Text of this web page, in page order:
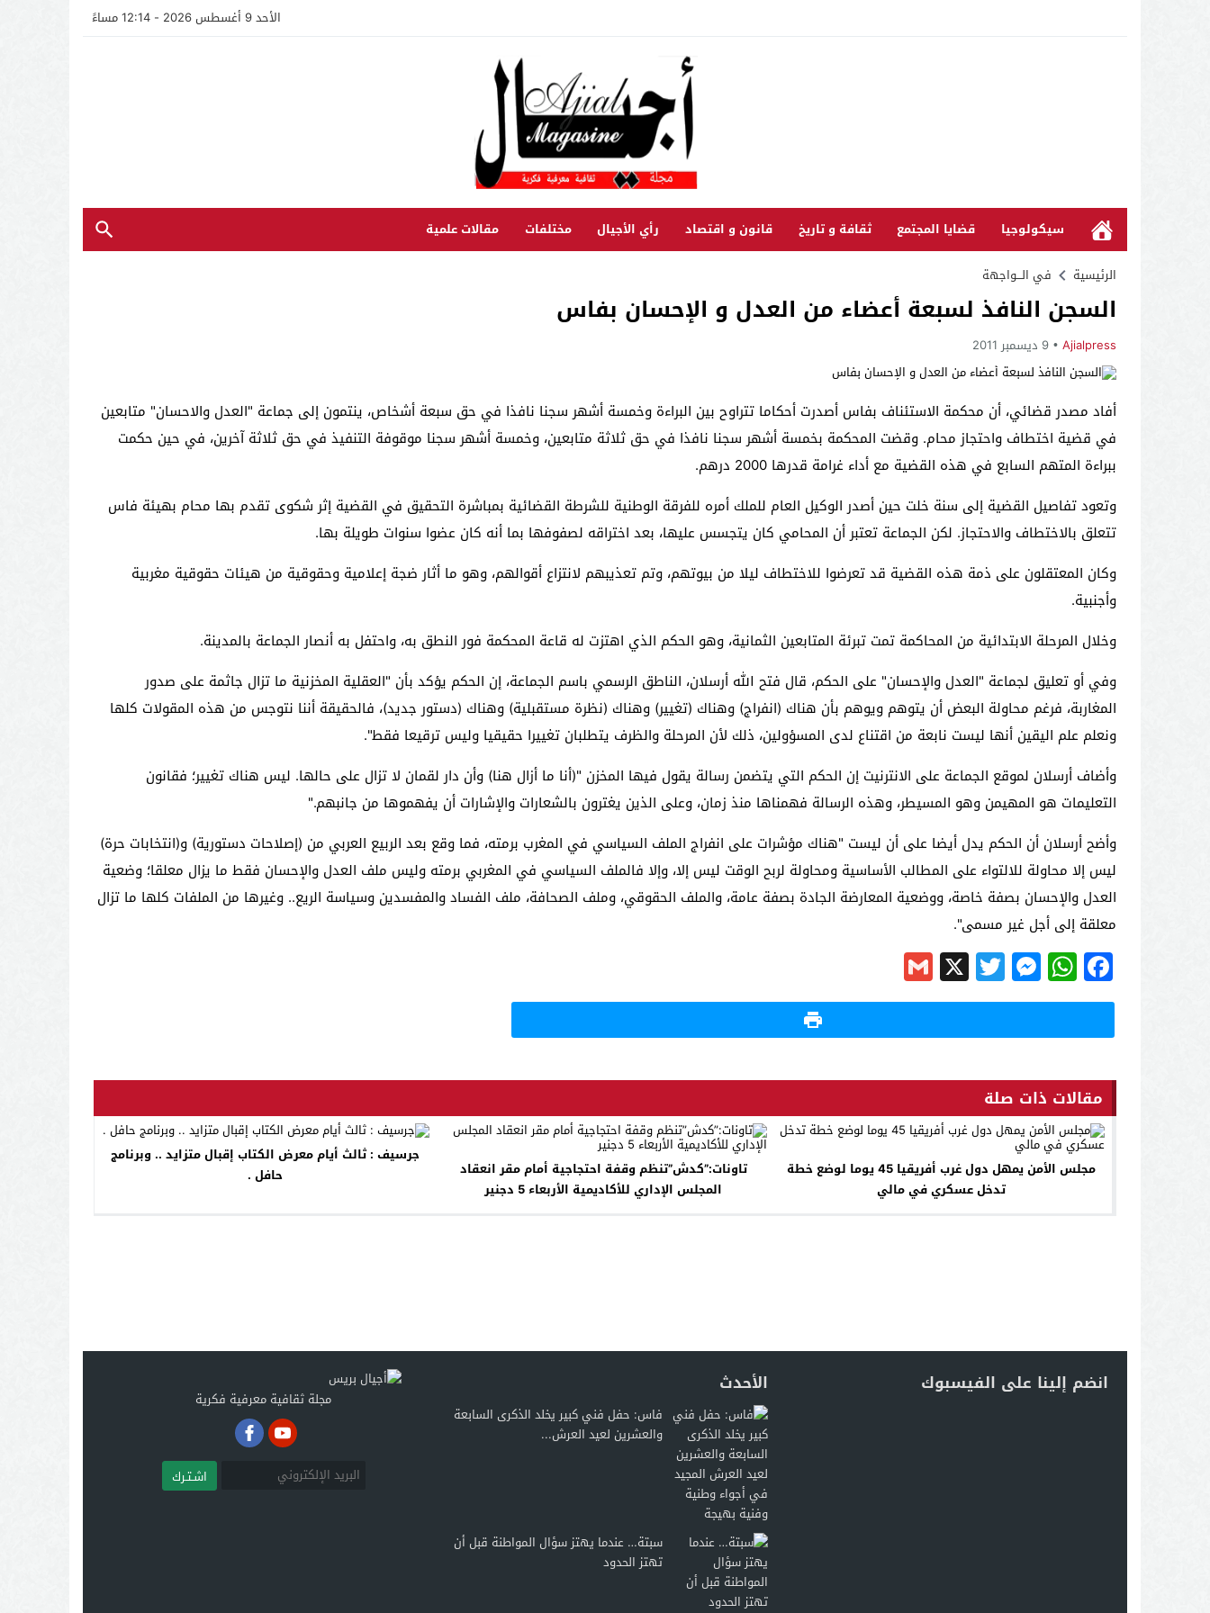
الأحد 9 أغسطس 2026 - 12:14 مساءً
سيكولوجيا قضايا المجتمع ثقافة و تاريخ قانون و اقتصاد رأي الأجيال مختلفات مقالات علمية
الرئيسية في الـــواجهة
السجن النافذ لسبعة أعضاء من العدل و الإحسان بفاس
Ajialpress 9 ديسمبر 2011
أفاد مصدر قضائي، أن محكمة الاستئناف بفاس أصدرت أحكاما تتراوح بين البراءة وخمسة أشهر سجنا نافذا في حق سبعة أشخاص، ينتمون إلى جماعة "العدل والاحسان" متابعين
في قضية اختطاف واحتجاز محام. وقضت المحكمة بخمسة أشهر سجنا نافذا في حق ثلاثة متابعين، وخمسة أشهر سجنا موقوفة التنفيذ في حق ثلاثة آخرين، في حين حكمت
ببراءة المتهم السابع في هذه القضية مع أداء غرامة قدرها 2000 درهم.
وتعود تفاصيل القضية إلى سنة خلت حين أصدر الوكيل العام للملك أمره للفرقة الوطنية للشرطة القضائية بمباشرة التحقيق في القضية إثر شكوى تقدم بها محام بهيئة فاس
تتعلق بالاختطاف والاحتجاز. لكن الجماعة تعتبر أن المحامي كان يتجسس عليها، بعد اختراقه لصفوفها بما أنه كان عضوا سنوات طويلة بها.
وكان المعتقلون على ذمة هذه القضية قد تعرضوا للاختطاف ليلا من بيوتهم، وتم تعذيبهم لانتزاع أقوالهم، وهو ما أثار ضجة إعلامية وحقوقية من هيئات حقوقية مغربية
وأجنبية.
وخلال المرحلة الابتدائية من المحاكمة تمت تبرئة المتابعين الثمانية، وهو الحكم الذي اهتزت له قاعة المحكمة فور النطق به، واحتفل به أنصار الجماعة بالمدينة.
وفي أو تعليق لجماعة "العدل والإحسان" على الحكم، قال فتح الله أرسلان، الناطق الرسمي باسم الجماعة، إن الحكم يؤكد بأن "العقلية المخزنية ما تزال جاثمة على صدور
المغاربة، فرغم محاولة البعض أن يتوهم ويوهم بأن هناك (انفراج) وهناك (تغيير) وهناك (نظرة مستقبلية) وهناك (دستور جديد)، فالحقيقة أننا نتوجس من هذه المقولات كلها
ونعلم علم اليقين أنها ليست نابعة من اقتناع لدى المسؤولين، ذلك لأن المرحلة والظرف يتطلبان تغييرا حقيقيا وليس ترقيعا فقط".
وأضاف أرسلان لموقع الجماعة على الانترنيت إن الحكم التي يتضمن رسالة يقول فيها المخزن "(أنا ما أزال هنا) وأن دار لقمان لا تزال على حالها. ليس هناك تغيير؛ فقانون
التعليمات هو المهيمن وهو المسيطر، وهذه الرسالة فهمناها منذ زمان، وعلى الذين يغترون بالشعارات والإشارات أن يفهموها من جانبهم."
وأضح أرسلان أن الحكم يدل أيضا على أن ليست "هناك مؤشرات على انفراج الملف السياسي في المغرب برمته، فما وقع بعد الربيع العربي من (إصلاحات دستورية) و(انتخابات حرة)
ليس إلا محاولة للالتواء على المطالب الأساسية ومحاولة لربح الوقت ليس إلا، وإلا فالملف السياسي في المغربي برمته وليس ملف العدل والإحسان فقط ما يزال معلقا؛ وضعية
العدل والإحسان بصفة خاصة، ووضعية المعارضة الجادة بصفة عامة، والملف الحقوقي، وملف الصحافة، ملف الفساد والمفسدين وسياسة الريع.. وغيرها من الملفات كلها ما تزال
معلقة إلى أجل غير مسمى".
Facebook
WhatsApp
Messenger
Twitter
X
Gmail
مقالات ذات صلة
مجلس الأمن يمهل دول غرب أفريقيا 45 يوما لوضع خطة
تدخل عسكري في مالي
تاونات:”كدش”تنظم وقفة احتجاجية أمام مقر انعقاد
المجلس الإداري للأكاديمية الأربعاء 5 دجنير
جرسيف : ثالث أيام معرض الكتاب إقبال متزايد .. وبرنامج
حافل .
انضم إلينا على الفيسبوك الأحدث
فاس: حفل فني كبير يخلد الذكرى السابعة
والعشرين لعيد العرش...
سبتة… عندما يهتز سؤال المواطنة قبل أن
تهتز الحدود
مجلة ثقافية معرفية فكرية
اشـتـرك